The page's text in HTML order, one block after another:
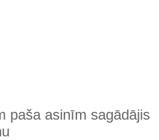
paša asinīm sagādājis